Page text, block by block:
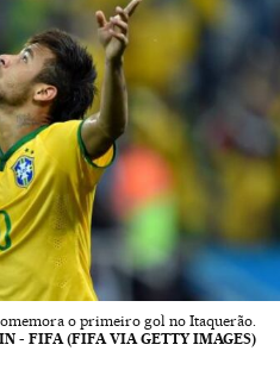
o primeiro gol no Itaquerão.
- FIFA (FIFA VIA GETTY IMAGES)